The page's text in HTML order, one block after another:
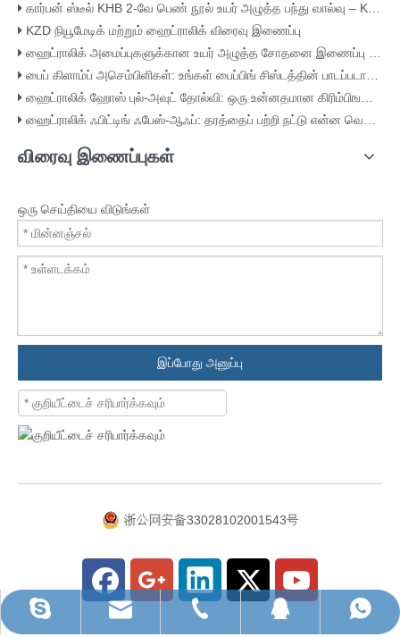
கார்பன் ஸ்டீல் KHB 2-வே பெண் நூல் உயர் அழுத்த பந்து வால்வு – KHB-G3/4
KZD நியூமேடிக் மற்றும் ஹைட்ராலிக் விரைவு இணைப்பு
ஹைட்ராலிக் அமைப்புகளுக்கான உயர் அழுத்த சோதனை இணைப்பு 630 பார்
பைப் கிளாம்ப் அசெம்பிளிகள்: உங்கள் பைப்பிங் சிஸ்டத்தின் பாடப்படாத ஹீரோக்கள்
ஹைட்ராலிக் ஹோஸ் புல்-அவுட் தோல்வி: ஒரு உன்னதமான கிரிம்பிங�வதவறு ஆ�ாட்சி ஆதாரத்துடன்)
ஹைட்ராலிக் ஃபிட்டிங் ஃபேஸ்-ஆஃப்: தரத்தைப் பற்றி நட்டு என்ன வெளிப்படுத்துகிறது
விரைவு இணைப்புகள்
ஒரு செய்தியை விடுங்கள்
இப்போது அனுப்பு
浙公网安备33028102001543号
ஸ்கைப்
ruihua@rhhardware.com
டெல்
QQ
வாட்ஸ்அப்